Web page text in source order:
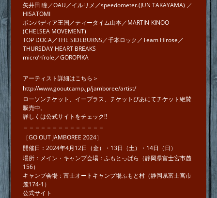
矢井田 瞳／OAU／イルリメ／speedometer.(JUN TAKAYAMA) ／
HISATOMI
ボンバディア王国／ティータイム山本／MARTIN-KINOO
(CHELSEA MOVEMENT)
TOP DOCA／THE SIDEBURNS／千本ロック／Team Hirose／
THURSDAY HEART BREAKS
micro’n’role／GOROPIKA
アーティスト詳細はこちら＞
http://www.gooutcamp.jp/jamboree/artist/
ローソンチケット、イープラス、チケットぴあにてチケット絶賛
販売中。
詳しくは公式サイトをチェック!!
＝＝＝＝＝＝＝＝＝＝＝＝＝＝
［GO OUT JAMBOREE 2024］
開催日：2024年4月12日（金）・13日（土）・14日（日）
場所：メイン・キャンプ会場：ふもとっぱら（静岡県富士宮市麓
156）
キャンプ会場：富士オートキャンプ場ふもと村（静岡県富士宮市
麓174-1）
公式サイト